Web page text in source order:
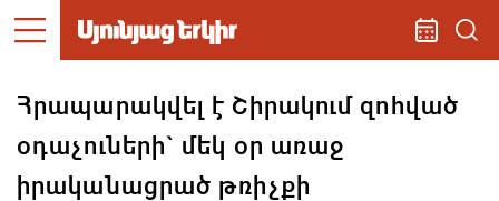
Հրապարակվել է Շիրակում զոհված
օդաչուների` մեկ օր առաջ
իրականացրած թռիչքի